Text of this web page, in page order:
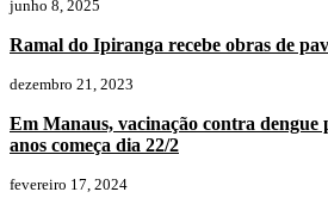
junho 8, 2025
Ramal do Ipiranga recebe obras de
dezembro 21, 2023
Em Manaus, vacinação contra dengue
anos começa dia 22/2
fevereiro 17, 2024